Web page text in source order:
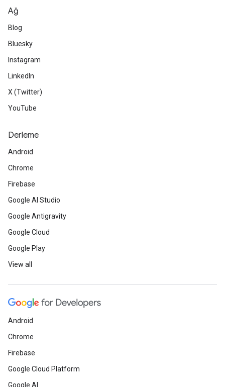
Ağ
Blog
Bluesky
Instagram
LinkedIn
X (Twitter)
YouTube
Derleme
Android
Chrome
Firebase
Google AI Studio
Google Antigravity
Google Cloud
Google Play
View all
Android
Chrome
Firebase
Google Cloud Platform
Google AI